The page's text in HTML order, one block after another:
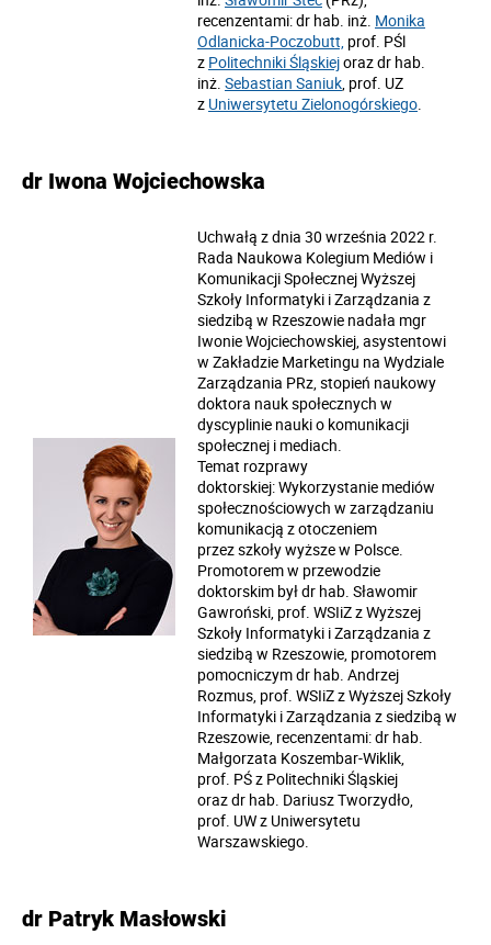
recenzentami: dr hab. inż. Monika
Odlanicka-Poczobutt, prof. PŚl
z Politechniki Śląskiejoraz dr hab.
inż. Sebastian Saniuk, prof. UZ
z Uniwersytetu Zielonogórskiego.
dr Iwona Wojciechowska
Uchwałą z dnia 30 września 2022 r.
Rada Naukowa Kolegium Mediów i
Komunikacji SpołecznejWyższej
Szkoły Informatyki i Zarządzania z
siedzibą w Rzeszowie nadała mgr
Iwonie Wojciechowskiej, asystentowi
w Zakładzie Marketingu na Wydziale
Zarządzania PRz, stopień naukowy
doktora nauk społecznych w
dyscyplinie nauki o komunikacji
społecznej i mediach.
Temat rozprawy
doktorskiej: Wykorzystanie mediów
społecznościowych w zarządzaniu
komunikacją z otoczeniem
przez szkoły wyższe w Polsce.
Promotorem w przewodzie
doktorskim był dr hab. Sławomir
Gawroński, prof. WSIiZ z Wyższej
Szkoły Informatyki i Zarządzania z
siedzibą w Rzeszowie, promotorem
pomocniczym dr hab. Andrzej
Rozmus, prof. WSIiZ z Wyższej Szkoły
Informatyki i Zarządzania z siedzibą w
Rzeszowie, recenzentami: dr hab.
Małgorzata Koszembar-Wiklik,
prof. PŚ z Politechniki Śląskiej
oraz dr hab. Dariusz Tworzydło,
prof. UW z Uniwersytetu
Warszawskiego.
dr Patryk Masłowski